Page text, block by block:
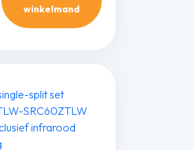
winkelmand